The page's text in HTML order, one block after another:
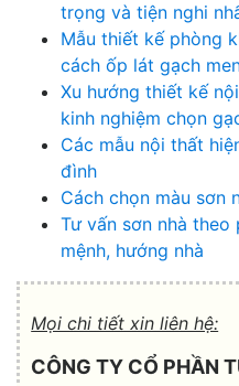
trọng và tiện nghi
Mẫu thiết kế phòng
cách ốp lát gạch
Xu hướng thiết kế
kinh nghiệm chọn
Các mẫu nội thất
đình
Cách chọn màu sơn
Tư vấn sơn nhà theo
mệnh, hướng nhà
Mọi chi tiết xin liên hệ:
CÔNG TY CỔ PHẦN